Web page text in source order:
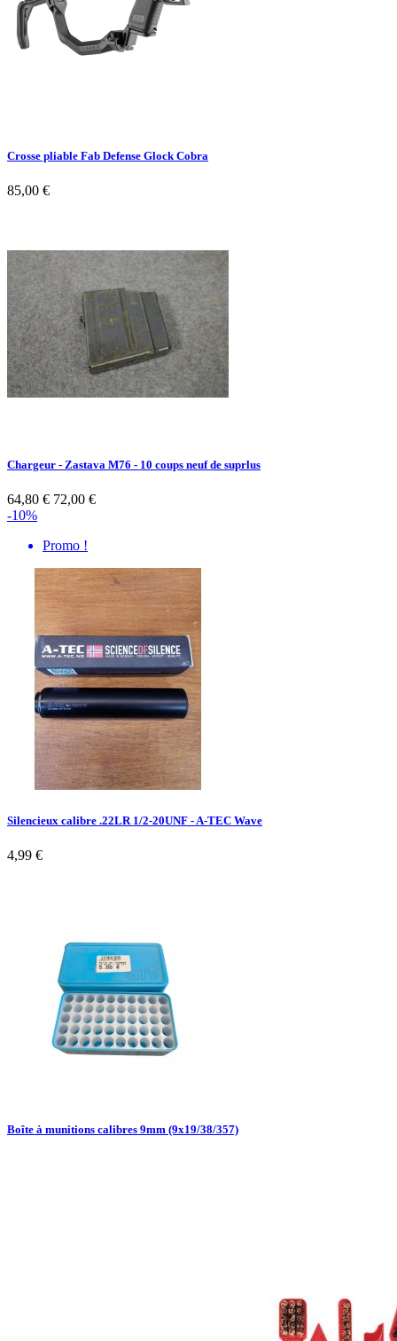
Crosse pliable Fab Defense Glock Cobra
85,00 €
Chargeur - Zastava M76 - 10 coups neuf de suprlus
64,80 € 72,00 €
-10%
Promo !
Silencieux calibre .22LR 1/2-20UNF - A-TEC Wave
4,99 €
Boîte à munitions calibres 9mm (9x19/38/357)